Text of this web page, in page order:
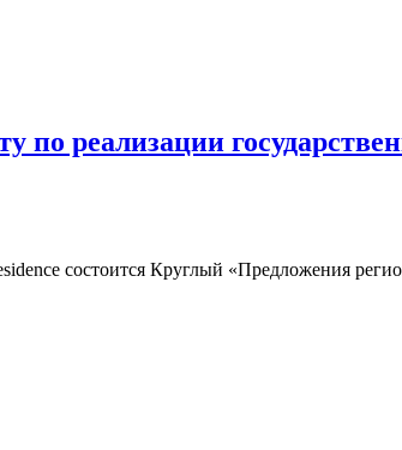
по реализации
состоится Круглый «Предложения